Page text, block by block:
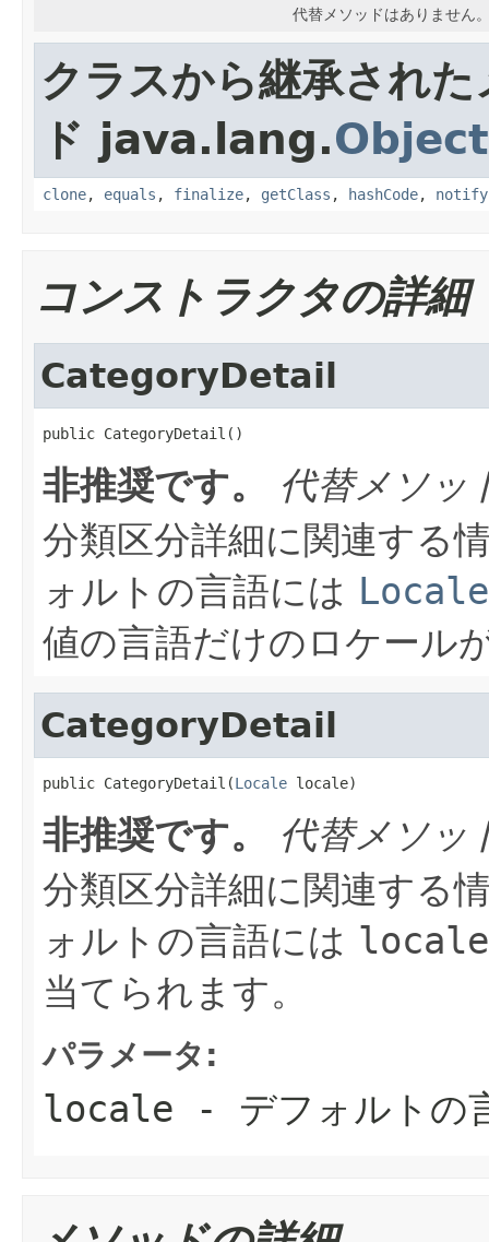
代替メソッドはありません
クラスから継承された
ド java.lang.Object
clone, equals , finalize, getClass , hashCode, notify
コンストラクタの詳細
CategoryDetail
public CategoryDetail()
非推奨です。
代替メソッ
分類区分詳細に関連する
ォルトの言語には
値の言語だけのロケール
CategoryDetail
public CategoryDetail(Locale locale)
非推奨です。
代替メソッ
分類区分詳細に関連する
ォルトの言語には locale
当てられます。
パラメータ:
locale - デフォルトの